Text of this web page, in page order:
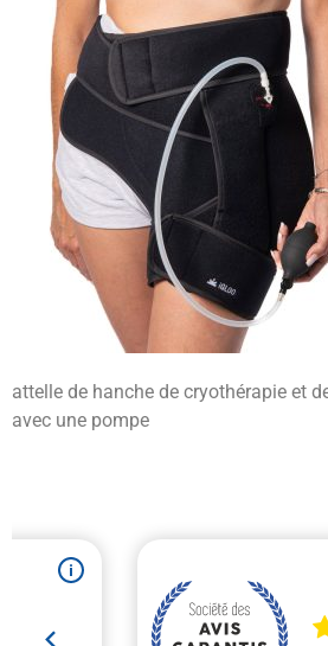
attelle de hanche de cryothérapie et
avec une pompe